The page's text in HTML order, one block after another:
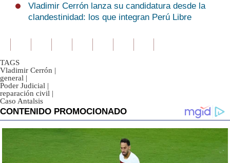
Vladimir Cerrón lanza su candidatura desde la
clandestinidad: los que integran Perú Libre
TAGS
Vladimir Cerrón |
general |
Poder Judicial |
reparación civil |
Caso Antalsis